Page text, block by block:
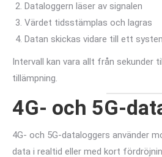
Dataloggern läser av signalen
Värdet tidsstämplas och lagras
Datan skickas vidare till ett
Intervall kan vara allt från sekunder
tillämpning.
4G- och 5G-
4G- och 5G-dataloggers använder
data i realtid eller med kort